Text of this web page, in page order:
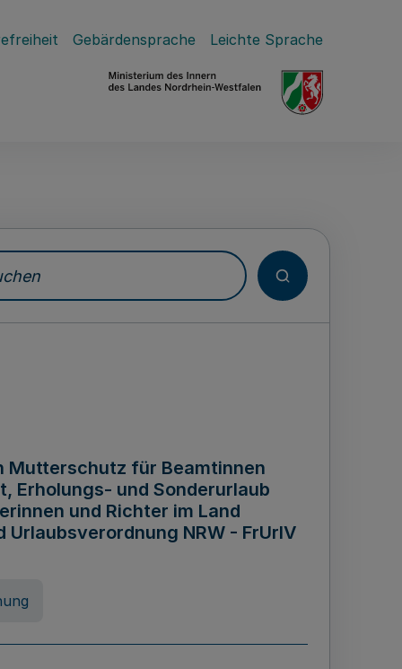
Gebärdensprache Leichte Sprache
Mutterschutz für Beamtinnen
Erholungs- und Sonderurlaub
und Richter im Land
NRW - FrUrlV